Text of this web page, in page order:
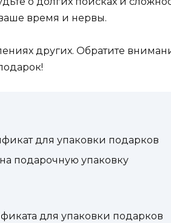
время и нервы.
других. Обратите
для упаковки подарков
подарочную упаковку
для упаковки подарков